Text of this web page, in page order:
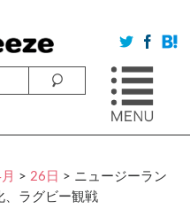
> 26日 > ニュージーラン
、ラグビー観戦